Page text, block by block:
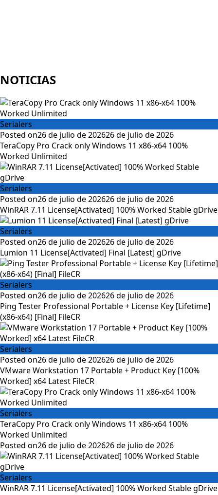
NOTICIAS
Serialers
Posted on26 de julio de 202626 de julio de 2026
TeraCopy Pro Crack only Windows 11 x86-x64 100%
Worked Unlimited
Serialers
Posted on26 de julio de 202626 de julio de 2026
WinRAR 7.11 License[Activated] 100% Worked Stable gDrive
Serialers
Posted on26 de julio de 202626 de julio de 2026
Lumion 11 License[Activated] Final [Latest] gDrive
Serialers
Posted on26 de julio de 202626 de julio de 2026
Ping Tester Professional Portable + License Key [Lifetime]
(x86-x64) [Final] FileCR
Serialers
Posted on26 de julio de 202626 de julio de 2026
VMware Workstation 17 Portable + Product Key [100%
Worked] x64 Latest FileCR
Serialers
TeraCopy Pro Crack only Windows 11 x86-x64 100%
Worked Unlimited
Posted on26 de julio de 202626 de julio de 2026
Serialers
WinRAR 7.11 License[Activated] 100% Worked Stable gDrive